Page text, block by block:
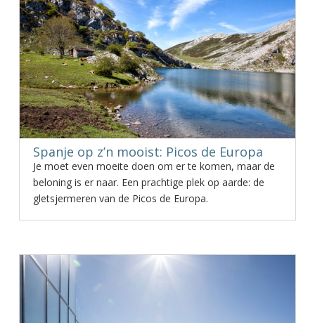
Spanje op z’n mooist: Picos de Europa
Je moet even moeite doen om er te komen, maar de
beloning is er naar. Een prachtige plek op aarde: de
gletsjermeren van de Picos de Europa.